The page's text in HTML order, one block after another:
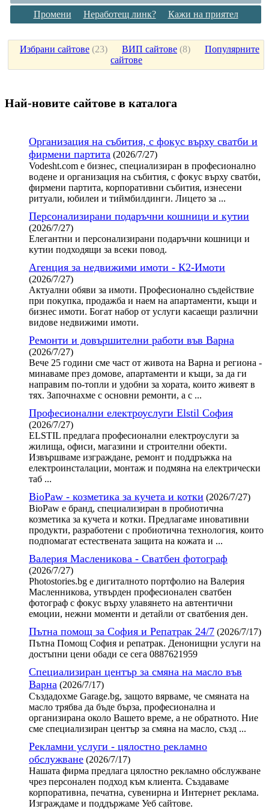
Промени Неработещ линк? Кажи на приятел
Избрани сайтове (23) ВИП сайтове (8) Популярните
сайтове
Най-новите сайтoве в каталога
Организация на събития, с фокус върху сватби и
фирмени партита (2026/7/27)
Vodesht.com е бизнес, специализиран в професионално
водене и организация на събития, с фокус върху сватби,
фирмени партита, корпоративни събития, изнесени
ритуали, юбилеи и тиймбилдинги. Лицето за ...
Персонализирани подаръчни кошници и кутии
(2026/7/27)
Елегантни и персонализирани подаръчни кошници и
кутии подходящи за всеки повод.
Агенция за недвижими имоти - К2-Имоти
(2026/7/27)
Актуални обяви за имоти. Професионално съдействие
при покупка, продажба и наем на апартаменти, къщи и
бизнес имоти. Богат набор от услуги касаещи различни
видове недвижими имоти.
Ремонти и довършителни работи във Варна
(2026/7/27)
Вече 25 години сме част от живота на Варна и региона -
минаваме през домове, апартаменти и къщи, за да ги
направим по-топли и удобни за хората, които живеят в
тях. Започнахме с основни ремонти, а с ...
Професионални електроуслуги Elstil София
(2026/7/27)
ELSTIL предлага професионални електроуслуги за
жилища, офиси, магазини и строителни обекти.
Извършваме изграждане, ремонт и поддръжка на
електроинсталации, монтаж и подмяна на електрически
таб ...
BioPaw - козметика за кучета и котки (2026/7/27)
BioPaw е бранд, специализиран в пробиотична
козметика за кучета и котки. Предлагаме иновативни
продукти, разработени с пробиотична технология, които
подпомагат естествената защита на кожата и ...
Валерия Масленикова - Сватбен фотограф
(2026/7/27)
Photostories.bg е дигиталното портфолио на Валерия
Масленникова, утвърден професионален сватбен
фотограф с фокус върху улавянето на автентични
емоции, нежни моменти и детайли от сватбения ден.
Пътна помощ за София и Репатрак 24/7 (2026/7/17)
Пътна Помощ София и репатрак. Денонищни услуги на
достъпни цени обади се сега 0887621959
Специализиран център за смяна на масло във
Варна (2026/7/17)
Създадохме Garage.bg, защото вярваме, че смяната на
масло трябва да бъде бърза, професионална и
организирана около Вашето време, а не обратното. Ние
сме специализиран център за смяна на масло, създ ...
Рекламни услуги - цялостно рекламно
обслужване (2026/7/17)
Нашата фирма предлага цялостно рекламно обслужване
чрез персонален подход към клиента. Създаваме
корпоративна, печатна, сувенирна и Интернет реклама.
Изграждаме и поддържаме Уеб сайтове.